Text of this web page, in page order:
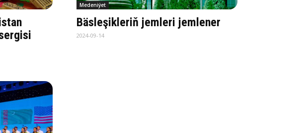
Medeniýet
Bäsleşikleriň jemleri jemlener
2024-09-14